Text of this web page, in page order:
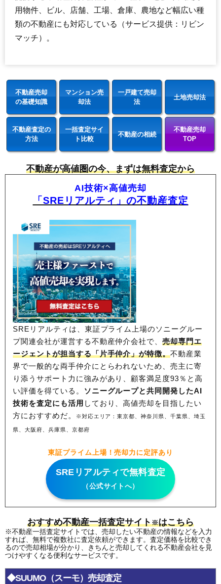
用物件、ビル、店舗、工場、倉庫、農地など幅広い種
類の不動産にも対応している（サービス提供：リビン
マッチ）。
不動産売却
の基礎知識
マンション売
却法
一戸建て売却
法
土地売却法
不動産査定の
方法
一括査定サイ
ト比較
不動産の相続
不動産売却
TOP
不動産が高値圏の今、まずは無料査定から
AI技術×高値売却
「SREリアルティ」の不動産査定
SREリアルティは、東証プライム上場のソニーグルー
プ関連会社が運営する不動産仲介会社で、売却専門エ
ージェントが担当する「片手仲介」が特徴。不動産業
界で一般的な両手仲介にとらわれないため、売主に寄
り添うサポート力に強みがあり、顧客満足度93％と高
い評価を得ている。 ソニーグループと共同開発したAI
技術を査定にも活用 しており、高値売却を目指したい
方におすすめだ。
※対応エリア：東京都、神奈川県、千葉県、埼玉
県、大阪府、兵庫県、京都府
東証プライム上場！売却力に定評あり
SREリアルティで無料査定
（公式サイトへ）
おすすめ不動産一括査定サイト※はこちら
※不動産一括査定サイトでは、売却したい不動産の情報などを入力
すれば、無料で複数社に査定依頼ができます。査定価格を比較でき
るので売却相場が分かり、きちんと売却してくれる不動産会社を見
つけやすくなる便利なサービスです。
◆SUUMO（スーモ）売却査定